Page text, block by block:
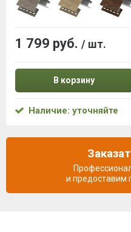
1 799 руб. / шт.
В корзину
Наличие: уточняйте
и предоставим